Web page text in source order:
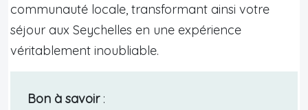
communauté locale, transformant ainsi votre
séjour aux Seychelles en une expérience
véritablement inoubliable.
Bon à savoir: